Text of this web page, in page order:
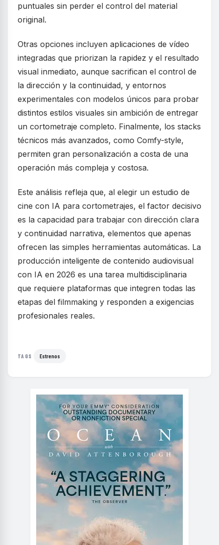
puntuales sin perder el control del material
original.
Otras opciones incluyen aplicaciones de vídeo
integradas que priorizan la rapidez y el resultado
visual inmediato, aunque sacrifican el control de
la dirección y la continuidad, y entornos
experimentales con modelos únicos para probar
distintos estilos visuales sin ambición de entregar
un cortometraje completo. Finalmente, los stacks
técnicos más avanzados, como Comfy-style,
permiten gran personalización a costa de una
operación más compleja y costosa.
Este análisis refleja que, al elegir un estudio de
cine con IA para cortometrajes, el factor decisivo
es la capacidad para trabajar con dirección clara
y continuidad narrativa, elementos que apenas
ofrecen las simples herramientas automáticas. La
producción inteligente de contenido audiovisual
con IA en 2026 es una tarea multidisciplinaria
que requiere plataformas que integren todas las
etapas del filmmaking y responden a exigencias
profesionales reales.
TAGS Estrenos